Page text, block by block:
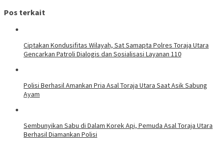
Pos terkait
Ciptakan Kondusifitas Wilayah, Sat Samapta Polres Toraja Utara
Gencarkan Patroli Dialogis dan Sosialisasi Layanan 110
Polisi Berhasil Amankan Pria Asal Toraja Utara Saat Asik Sabung
Ayam
Sembunyikan Sabu di Dalam Korek Api, Pemuda Asal Toraja Utara
Berhasil Diamankan Polisi